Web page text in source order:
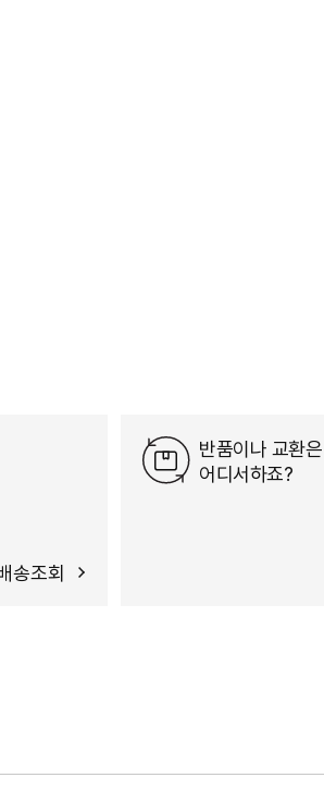
송조회
반품이나 교환은
어디서하죠?